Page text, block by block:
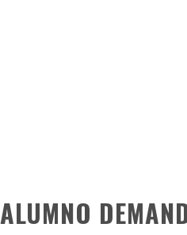
ALUMNO